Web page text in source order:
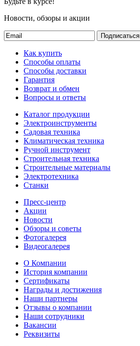
Новости, обзоры и акции
Подписаться
Как купить
Способы оплаты
Способы доставки
Гарантия
Возврат и обмен
Вопросы и ответы
Каталог продукции
Электроинструменты
Садовая техника
Климатическая техника
Ручной инструмент
Строительная техника
Строительные материалы
Электротехника
Станки
Пресс-центр
Акции
Новости
Обзоры и советы
Фотогалерея
Видеогалерея
О Компании
История компании
Сертификаты
Награды и достижения
Наши партнеры
Отзывы о компании
Наши сотрудники
Вакансии
Реквизиты